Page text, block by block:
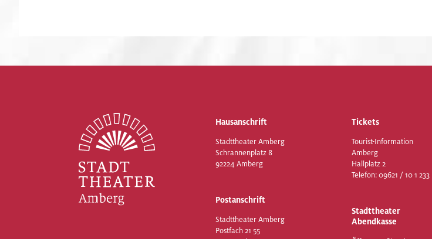
Hausanschrift
Stadttheater Amberg
Schrannenplatz 8
92224 Amberg
Postanschrift
Stadttheater Amberg
Postfach 21 55
Tickets
Tourist-Information
Amberg
Hallplatz 2
Telefon:09621 / 10 1 233
Stadttheater
Abendkasse